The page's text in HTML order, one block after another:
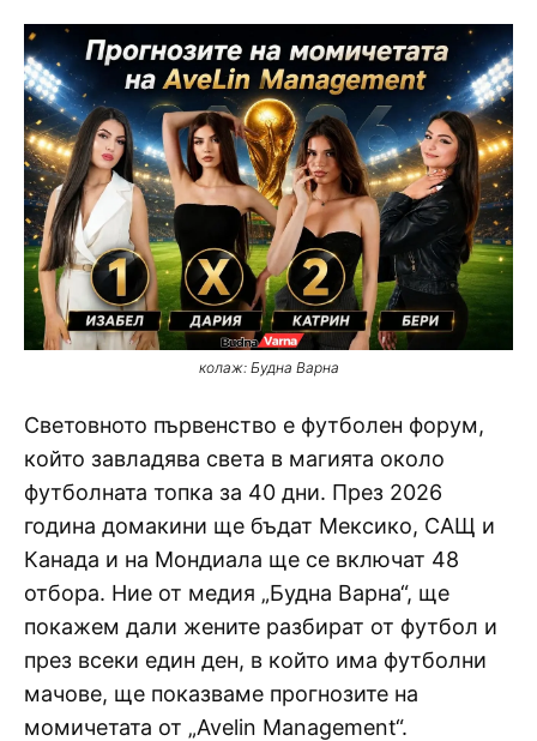
колаж: Будна Варна
Световното първенство е футболен форум,
който завладява света в магията около
футболната топка за 40 дни. През 2026
година домакини ще бъдат Мексико, САЩ и
Канада и на Мондиала ще се включат 48
отбора. Ние от медия „Будна Варна“, ще
покажем дали жените разбират от футбол и
през всеки един ден, в който има футболни
мачове, ще показваме прогнозите на
момичетата от „Avelin Management“.